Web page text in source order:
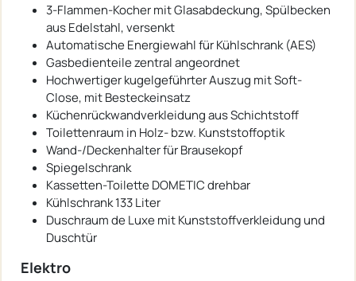
3-Flammen-Kocher mit Glasabdeckung, Spülbecken
aus Edelstahl, versenkt
Automatische Energiewahl für Kühlschrank (AES)
Gasbedienteile zentral angeordnet
Hochwertiger kugelgeführter Auszug mit Soft-
Close, mit Besteckeinsatz
Küchenrückwandverkleidung aus Schichtstoff
Toilettenraum in Holz- bzw. Kunststoffoptik
Wand-/Deckenhalter für Brausekopf
Spiegelschrank
Kassetten-Toilette DOMETIC drehbar
Kühlschrank 133 Liter
Duschraum de Luxe mit Kunststoffverkleidung und
Duschtür
Elektro